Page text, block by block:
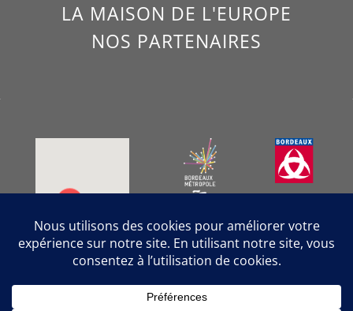
LA MAISON DE L'EUROPE
NOS PARTENAIRES